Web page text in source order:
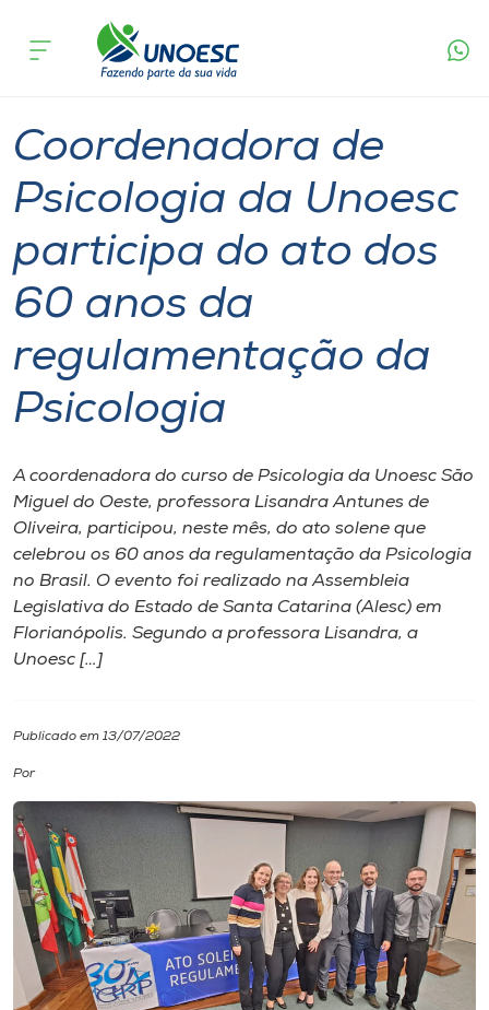
Cursos
Pesquisa
Atendimento ao Estudante
Portal de Ensino
Unoesc
Internacionalização
I.nova
Diplomados
Cultura
CPA
Biblioteca
Editora
Rádio
Museu
acontece
Psicologia
Coordenadora de
Psicologia da Unoesc
participa do ato dos
60 anos da
regulamentação da
Psicologia
A coordenadora do curso de Psicologia da Unoesc São
Miguel do Oeste, professora Lisandra Antunes de
Oliveira, participou, neste mês, do ato solene que
celebrou os 60 anos da regulamentação da Psicologia
no Brasil. O evento foi realizado na Assembleia
Legislativa do Estado de Santa Catarina (Alesc) em
Florianópolis. Segundo a professora Lisandra, a
Unoesc […]
Publicado em 13/07/2022
Por